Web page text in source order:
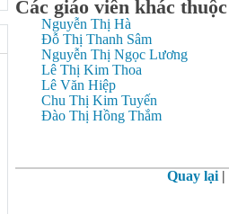
Các giáo viên khác
Nguyễn Thị Hà
Đỗ Thị Thanh Sâm
Nguyễn Thị Ngọc Lương
Lê Thị Kim Thoa
Lê Văn Hiệp
Chu Thị Kim Tuyến
Đào Thị Hồng Thắm
Quay lại |